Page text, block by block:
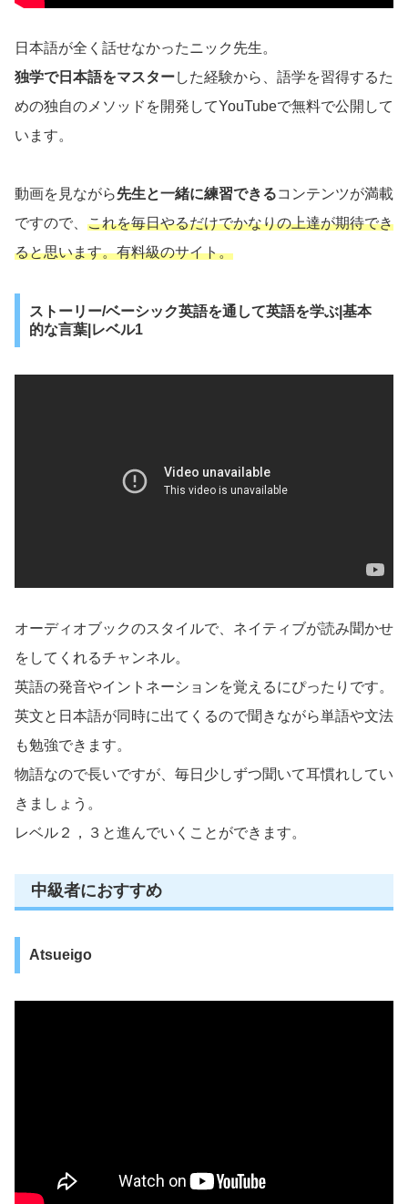
日本語が全く話せなかったニック先生。
独学で日本語をマスターした経験から、語学を習得するた
めの独自のメソッドを開発してYouTubeで無料で公開して
います。
動画を見ながら先生と一緒に練習できるコンテンツが満載
ですので、 これを毎日やるだけでかなりの上達が期待でき
ると思います。有料級のサイト。
ストーリー/ベーシック英語を通して英語を学ぶ|基本
的な言葉|レベル1
オーディオブックのスタイルで、ネイティブが読み聞かせ
をしてくれるチャンネル。
英語の発音やイントネーションを覚えるにぴったりです。
英文と日本語が同時に出てくるので聞きながら単語や文法
も勉強できます。
物語なので長いですが、毎日少しずつ聞いて耳慣れしてい
きましょう。
レベル２，３と進んでいくことができます。
中級者におすすめ
Atsueigo